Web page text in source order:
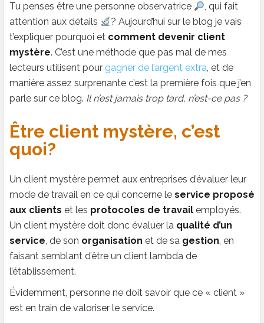
Tu penses être une personne observatrice
, qui fait
attention aux détails
? Aujourd’hui sur le blog je vais
t’expliquer pourquoi et comment devenir client
mystère. C’est une méthode que pas mal de mes
lecteurs utilisent pour gagner de l’argent extra, et de
manière assez surprenante c’est la première fois que j’en
parle sur ce blog. Il n’est jamais trop tard, n’est-ce pas ?
Être client mystère, c’est
quoi?
Un client mystère permet aux entreprises d’évaluer leur
mode de travail en ce qui concerne le service proposé
aux clients et les protocoles de travail employés.
Un client mystère doit donc évaluer la qualité d’un
service, de son organisation et de sa gestion, en
faisant semblant d’être un client lambda de
l’établissement.
Évidemment, personne ne doit savoir que ce « client »
est en train de valoriser le service.